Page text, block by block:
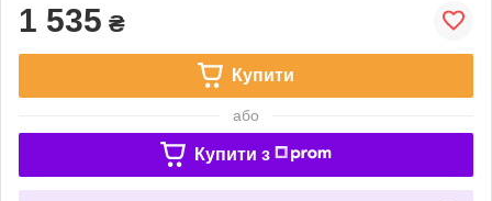
1 535 ₴
Купити
або
Купити з